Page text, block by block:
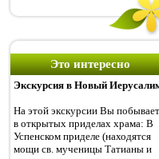
Это интересно
Экскурсия в Новый
На этой экскурсии Вы
в открытых приделах храма: В
Успенском приделе (находятся
мощи св. мученицы Татианы и